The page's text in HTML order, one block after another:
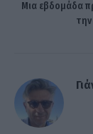
Μια εβδομάδα